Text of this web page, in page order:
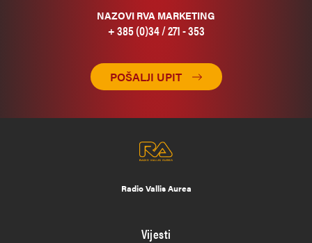
NAZOVI RVA MARKETING
+ 385 (0)34 / 271 - 353
POŠALJI UPIT
Radio Vallis Aurea
Vijesti